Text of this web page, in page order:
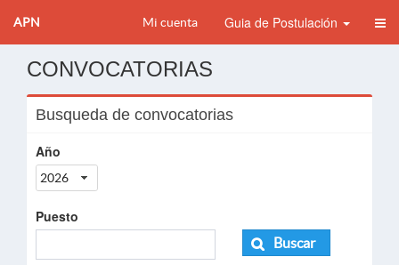
APN Mi cuenta Guia de Postulación
CONVOCATORIAS
Busqueda de convocatorias
Año
2026
Puesto
Buscar